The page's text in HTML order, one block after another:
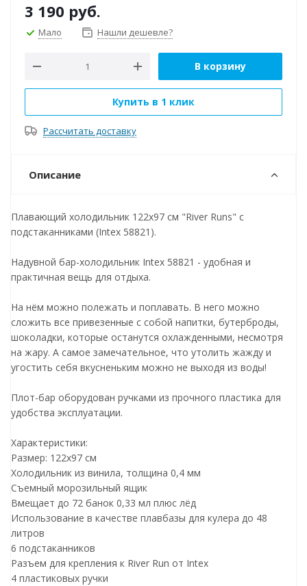
3 190 руб.
Мало Нашли дешевле?
В корзину
Купить в 1 клик
Рассчитать доставку
Описание
Плавающий холодильник 122х97 см "River Runs" с
подстаканниками (Intex 58821).
Надувной бар-холодильник Intex 58821 - удобная и
практичная вещь для отдыха.
На нём можно полежать и поплавать. В него можно
сложить все привезенные с собой напитки, бутерброды,
шоколадки, которые останутся охлажденными, несмотря
на жару. А самое замечательное, что утолить жажду и
угостить себя вкусненьким можно не выходя из воды!
Плот-бар оборудован ручками из прочного пластика для
удобства эксплуатации.
Характеристики:
Размер: 122х97 см
Холодильник из винила, толщина 0,4 мм
Съемный морозильный ящик
Вмещает до 72 банок 0,33 мл плюс лёд
Использование в качестве плавбазы для кулера до 48
литров
6 подстаканников
Разъем для крепления к River Run от Intex
4 пластиковых ручки